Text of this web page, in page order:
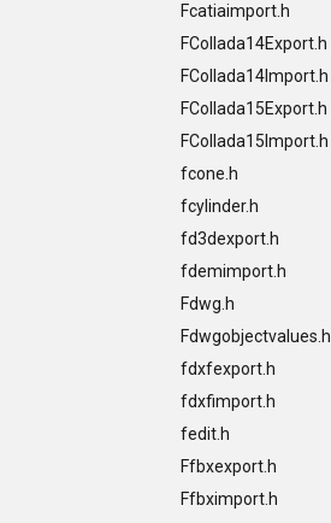
Fcatiaimport.h
FCollada14Export.h
FCollada14Import.h
FCollada15Export.h
FCollada15Import.h
fcone.h
fcylinder.h
fd3dexport.h
fdemimport.h
Fdwg.h
Fdwgobjectvalues.h
fdxfexport.h
fdxfimport.h
fedit.h
Ffbxexport.h
Ffbximport.h